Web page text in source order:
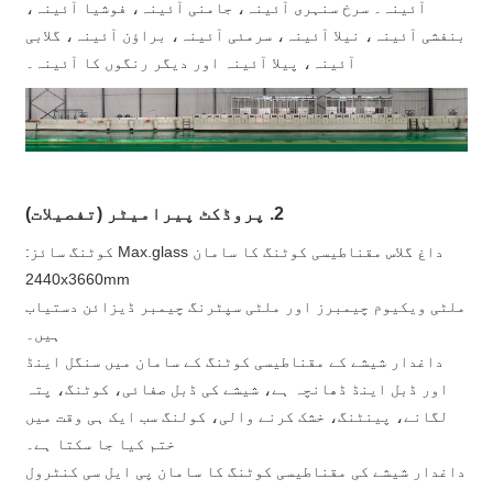
آئینہ۔ سرخ سنہری آئینہ، جامنی آئینہ، فوشیا آئینہ،
بنفشی آئینہ، نیلا آئینہ، سرمئی آئینہ، براؤن آئینہ، گلابی
آئینہ، پیلا آئینہ اور دیگر رنگوں کا آئینہ۔
2. پروڈکٹ پیرامیٹر (تفصیلات)
داغ گلاس مقناطیسی کوٹنگ کا سامان Max.glass کوٹنگ سائز:
2440x3660mm
ملٹی ویکیوم چیمبرز اور ملٹی سپٹرنگ چیمبر ڈیزائن دستیاب
ہیں۔
داغدار شیشے کے مقناطیسی کوٹنگ کے سامان میں سنگل اینڈ
اور ڈبل اینڈ ڈھانچہ ہے، شیشے کی ڈبل صفائی، کوٹنگ، پتہ
لگانے، پینٹنگ، خشک کرنے والی، کولنگ سب ایک ہی وقت میں
ختم کیا جا سکتا ہے۔
داغدار شیشے کی مقناطیسی کوٹنگ کا سامان پی ایل سی کنٹرول